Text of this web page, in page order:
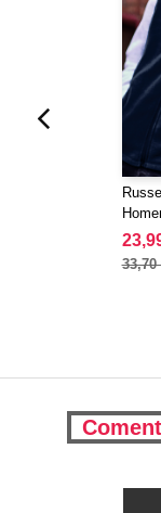
33,70